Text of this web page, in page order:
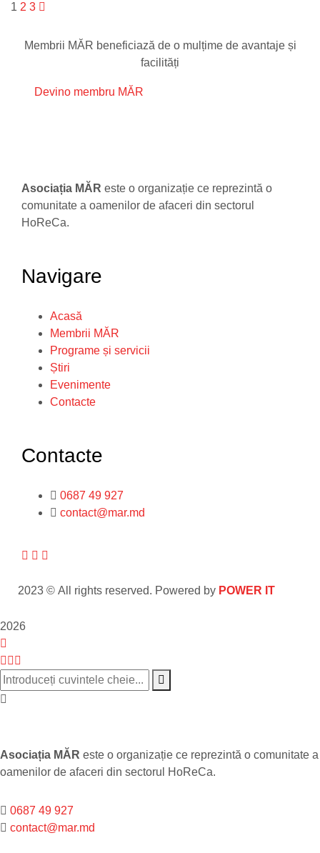
1 2 3
Membrii MĂR beneficiază de o mulțime de avantaje și
facilități
Devino membru MĂR
Asociația MĂR este o organizație ce reprezintă o
comunitate a oamenilor de afaceri din sectorul
HoReCa.
Navigare
Acasă
Membrii MĂR
Programe și servicii
Știri
Evenimente
Contacte
Contacte
0687 49 927
contact@mar.md
2023 © All rights reserved. Powered by POWER IT
2026
Asociația MĂR este o organizație ce reprezintă o comunitate a
oamenilor de afaceri din sectorul HoReCa.
0687 49 927
contact@mar.md